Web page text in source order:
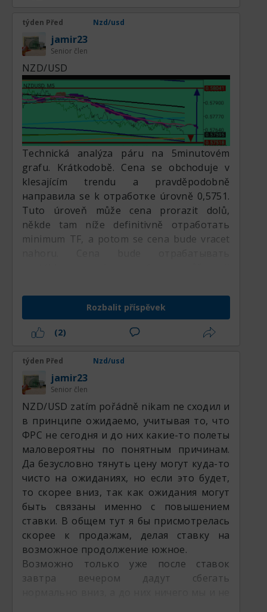
týden Před Nzd/usd
jamir23
Senior člen
NZD/USD
Technická analýza páru na 5minutovém
grafu. Krátkodobě. Cena se obchoduje v
klesajícím trendu a pravděpodobně
направила se k отработке úrovně 0,5751.
Tuto úroveň může cena prorazit dolů,
někde tam níže definitivně отработать
minimum TF, a potom se cena bude vracet
a tam na grafu nakreslit dvojitý vrchol.
Rozbalit příspěvek
(2)
týden Před Nzd/usd
jamir23
Senior člen
NZD/USD zatím pořádně nikam ne сходил и
в принципе ожидаемо, учитывая то, что
ФРС не сегодня и до них какие-то полеты
маловероятны по понятным причинам.
Да безусловно тянуть цену могут куда-то
чисто на ожиданиях, но если это будет,
то скорее вниз, так как ожидания могут
быть связаны именно с повышением
ставки. В общем тут я бы присмотрелась
скорее к продажам, делая ставку на
возможное продолжение южное.
Возможно только уже после ставок
завтра вечером дадут сбегать